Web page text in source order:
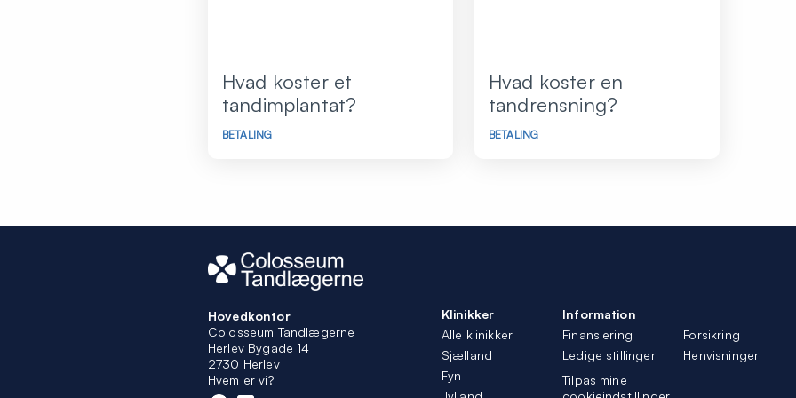
Hvad koster et
tandimplantat?
BETALING
Hvad koster en
tandrensning?
BETALING
Hovedkontor
Colosseum Tandlægerne
Herlev Bygade 14
2730 Herlev
Hvem er vi?
Klinikker
Alle klinikker
Sjælland
Fyn
Information
Finansiering
Forsikring
Ledige stillinger
Henvisninger
Tilpas mine